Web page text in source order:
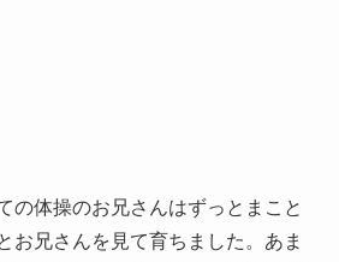
の体操のお兄さんはずっとまこと
お兄さんを見て育ちました。あま